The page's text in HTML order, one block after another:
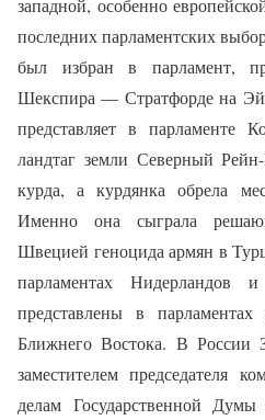
западной, особенно
последних парламентских
был избран в парламент,
Шекспира — Стратфорде на
представляет в парламенте
ландтаг земли Северный
курда, а курдянка обрела
Именно она сыграла
Швецией геноцида армян в
парламентах Нидерландов
представлены в
Ближнего Востока. В России
заместителем председателя
делам Государственной